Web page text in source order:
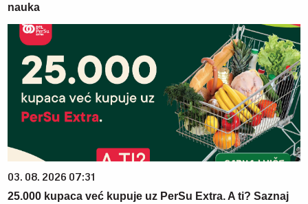
nauka
03. 08. 2026 07:31
25.000 kupaca već kupuje uz PerSu Extra. A ti? Saznaj